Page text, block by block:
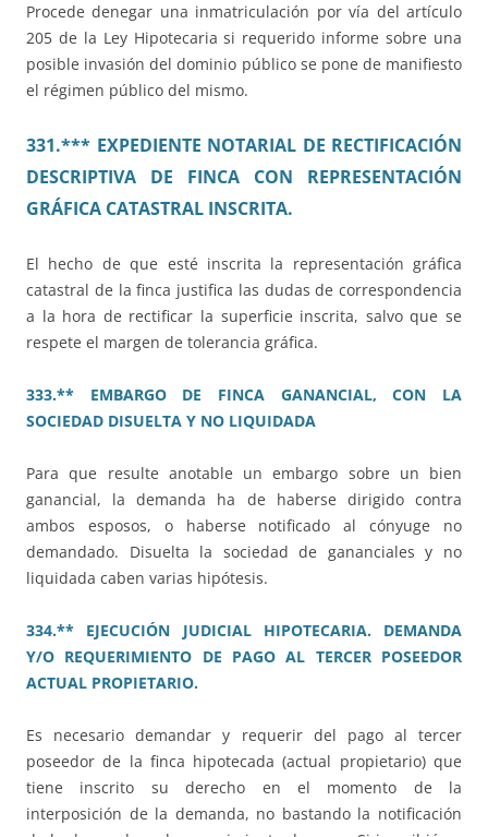
Procede denegar una inmatriculación por vía del artículo
205 de la Ley Hipotecaria si requerido informe sobre una
posible invasión del dominio público se pone de manifiesto
el régimen público del mismo.
331.*** EXPEDIENTE NOTARIAL DE RECTIFICACIÓN
DESCRIPTIVA DE FINCA CON REPRESENTACIÓN
GRÁFICA CATASTRAL INSCRITA.
El hecho de que esté inscrita la representación gráfica
catastral de la finca justifica las dudas de correspondencia
a la hora de rectificar la superficie inscrita, salvo que se
respete el margen de tolerancia gráfica.
333.** EMBARGO DE FINCA GANANCIAL, CON LA
SOCIEDAD DISUELTA Y NO LIQUIDADA
Para que resulte anotable un embargo sobre un bien
ganancial, la demanda ha de haberse dirigido contra
ambos esposos, o haberse notificado al cónyuge no
demandado. Disuelta la sociedad de gananciales y no
liquidada caben varias hipótesis.
334.** EJECUCIÓN JUDICIAL HIPOTECARIA. DEMANDA
Y/O REQUERIMIENTO DE PAGO AL TERCER POSEEDOR
ACTUAL PROPIETARIO.
Es necesario demandar y requerir del pago al tercer
poseedor de la finca hipotecada (actual propietario) que
tiene inscrito su derecho en el momento de la
interposición de la demanda, no bastando la notificación